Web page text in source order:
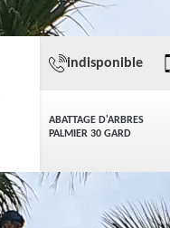
ABATTAGE D'ARBRES
PALMIER 30 GARD
indisponible